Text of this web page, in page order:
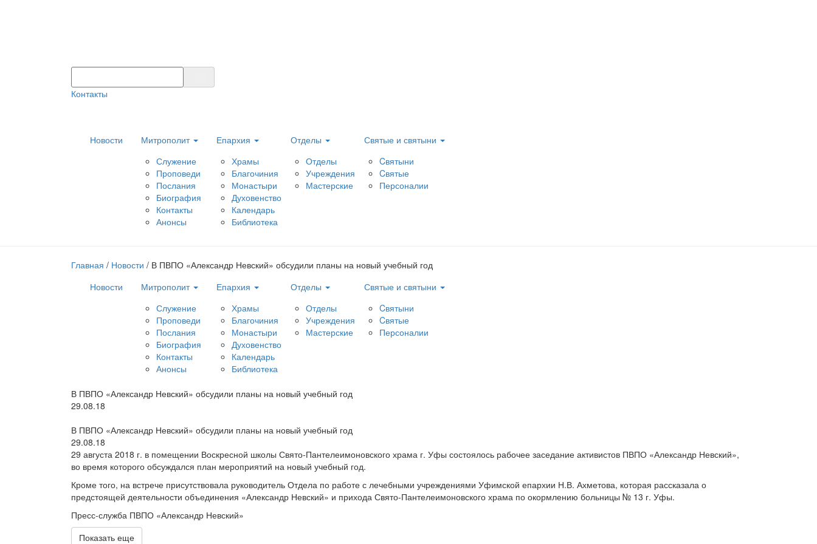
Контакты
Новости
Митрополит
Служение
Проповеди
Послания
Биография
Контакты
Анонсы
Епархия
Храмы
Благочиния
Монастыри
Духовенство
Календарь
Библиотека
Отделы
Отделы
Учреждения
Мастерские
Святые и святыни
Cвятыни
Cвятые
Персоналии
Главная / Новости / В ПВПО «Александр Невский» обсудили планы на новый учебный год
Новости
Митрополит
Служение
Проповеди
Послания
Биография
Контакты
Анонсы
Епархия
Храмы
Благочиния
Монастыри
Духовенство
Календарь
Библиотека
Отделы
Отделы
Учреждения
Мастерские
Святые и святыни
Cвятыни
Cвятые
Персоналии
В ПВПО «Александр Невский» обсудили планы на новый учебный год
29.08.18
В ПВПО «Александр Невский» обсудили планы на новый учебный год
29.08.18
29 августа 2018 г. в помещении Воскресной школы Свято-Пантелеимоновского храма г. Уфы состоялось рабочее заседание активистов ПВПО «Александр Невский»,
во время которого обсуждался план мероприятий на новый учебный год.
Кроме того, на встрече присутствовала руководитель Отдела по работе с лечебными учреждениями Уфимской епархии Н.В. Ахметова, которая рассказала о
предстоящей деятельности объединения «Александр Невский» и прихода Свято-Пантелеимоновского храма по окормлению больницы № 13 г. Уфы.
Пресс-служба ПВПО «Александр Невский»
Показать еще